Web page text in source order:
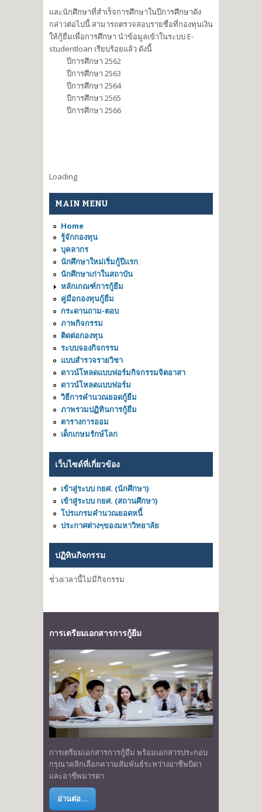
และนักศึกษาที่สำเร็จการศึกษาในปีการศึกษาดัง
กล่าวต่อไปนี้ สามารถตรวจสอบรายชื่อที่กองทุนเงิน
ให้กู้ยืมเพื่อการศึกษา นำข้อมูลเข้าในระบบ E-
studentloan เรียบร้อยแล้ว ดังนี้
ปีการศึกษา 2562
ปีการศึกษา 2563
ปีการศึกษา 2564
ปีการศึกษา 2565
ปีการศึกษา 2566
Loading
MAIN MENU
Home
รู้จักกองทุน
บุคลากร
นักศึกษาใหม่เริ่มกู้ปีแรก
นักศึกษาเก่าในสถาบัน
หลักเกณฑ์การกู้ยืม
คู่มือกองทุนกู้ยืม
กระดานถาม-ตอบ
ภาพกิจกรรม
ติดต่อกองทุน
ระบบจองกิจกรรม
แบบสำรวจรายวิชา
ดาวน์โหลดแบบฟอร์มกิจกรรมจิตอาสา
ดาวน์โหลดแบบฟอร์ม
วิธีการคำนวณยอดกู้ยืม
ภาพรวมปฏิทินการกู้ยืม
ตารางการออม
เด็กเกษมรักษ์โลก
เว็บไซด์ที่เกี่ยวข้อง
เข้าสู่ระบบ กยศ. (นักศึกษา)
เข้าสู่ระบบ กยศ. (สถานศึกษา)
โปรแกรมคำนวณยอดหนี้
ประกาศต่างๆของมหาวิทยาลัย
ปฏิทินกิจกรรม
ช่่วงเวลานี้ไม่มีกิจกรรม
การเตรียมเอกสารการกู้ยืม
การเตรียมเอกสารการกู้ยืม พร้อมเอกสารประกอบ
กรุณาคลิกเลือกความสัมพันธ์ระหว่างอาชีพบิดา
และอาชีพมารดา
อ่านต่อ...